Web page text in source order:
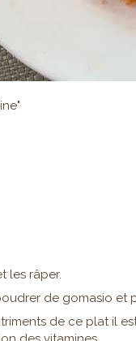
les râper.
de gomasio et
de ce plat il